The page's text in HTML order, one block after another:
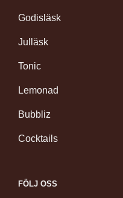
Godisläsk
Julläsk
Tonic
Lemonad
Bubbliz
Cocktails
FÖLJ OSS